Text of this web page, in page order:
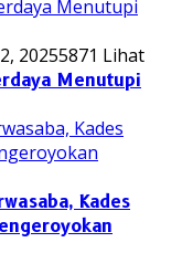
20255871 Lihat
Menutupi
Kades